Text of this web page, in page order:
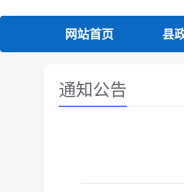
网站首页 县
通知公告